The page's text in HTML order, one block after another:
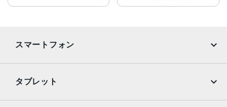
スマートフォン
タブレット